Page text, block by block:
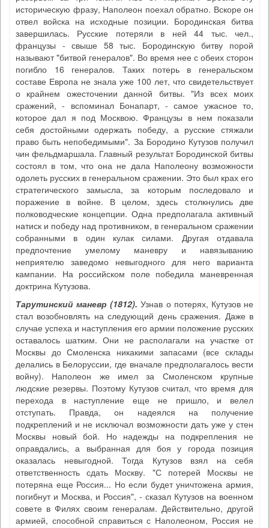
историческую фразу, Наполеон поехал обратно. Вскоре он
отвел войска на исходные позиции. Бородинская битва
завершилась. Русские потеряли в ней 44 тыс. чел.,
французы - свыше 58 тыс. Бородинскую битву порой
называют "битвой генералов". Во время нее с обеих сторон
погибло 16 генералов. Таких потерь в генеральском
составе Европа не знала уже 100 лет, что свидетельствует
о крайнем ожесточении данной битвы. "Из всех моих
сражений, - вспоминал Бонапарт, - самое ужасное то,
которое дал я под Москвою. Французы в нем показали
себя достойными одержать победу, а русские стяжали
право быть непобедимыми". За Бородино Кутузов получил
чин фельдмаршала. Главный результат Бородинской битвы
состоял в том, что она не дала Наполеону возможности
одолеть русских в генеральном сражении. Это был крах его
стратегического замысла, за которым последовало и
поражение в войне. В целом, здесь столкнулись две
полководческие концепции. Одна предполагала активный
натиск и победу над противником, в генеральном сражении
собранными в один кулак силами. Другая отдавала
предпочтение умелому маневру и навязыванию
неприятелю заведомо невыгодного для него варианта
кампании. На российском поле победила маневренная
доктрина Кутузова.
Тарутинский маневр (1812). Узнав о потерях, Кутузов не
стал возобновлять на следующий день сражения. Даже в
случае успеха и наступления его армии положение русских
оставалось шатким. Они не располагали на участке от
Москвы до Смоленска никакими запасами (все склады
делались в Белоруссии, где вначале предполагалось вести
войну). Наполеон же имел за Смоленском крупные
людские резервы. Поэтому Кутузов считал, что время для
перехода в наступление еще не пришло, и велел
отступать. Правда, он надеялся на получение
подкреплений и не исключал возможности дать уже у стен
Москвы новый бой. Но надежды на подкрепления не
оправдались, а выбранная для боя у города позиция
оказалась невыгодной. Тогда Кутузов взял на себя
ответственность сдать Москву. "С потерей Москвы не
потеряна еще Россия... Но если будет уничтожена армия,
погибнут и Москва, и Россия", - сказал Кутузов на военном
совете в Филях своим генералам. Действительно, другой
армией, способной справиться с Наполеоном, Россия не